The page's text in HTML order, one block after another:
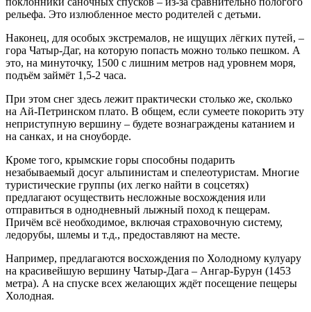
рельефа. Это излюбленное место родителей с детьми.
Наконец, для особых экстремалов, не ищущих лёгких путей, –
гора Чатыр-Даг, на которую попасть можно только пешком. А
это, на минуточку, 1500 с лишним метров над уровнем моря,
подъём займёт 1,5-2 часа.
При этом снег здесь лежит практически столько же, сколько
на Ай-Петринском плато. В общем, если сумеете покорить эту
неприступную вершину – будете вознаграждены катанием и
на санках, и на сноуборде.
Кроме того, крымские горы способны подарить
незабываемый досуг альпинистам и спелеотуристам. Многие
туристические группы (их легко найти в соцсетях)
предлагают осуществить несложные восхождения или
отправиться в однодневный лыжный поход к пещерам.
Причём всё необходимое, включая страховочную систему,
ледорубы, шлемы и т.д., предоставляют на месте.
Например, предлагаются восхождения по Холодному кулуару
на красивейшую вершину Чатыр-Дага – Ангар-Бурун (1453
метра). А на спуске всех желающих ждёт посещение пещеры
Холодная.